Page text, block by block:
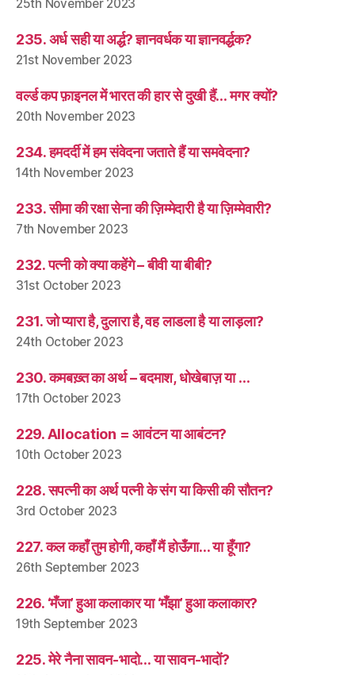
25th November 2023
235. अर्ध सही या अर्द्ध? ज्ञानवर्धक या ज्ञानवर्द्धक?
21st November 2023
वर्ल्ड कप फ़ाइनल में भारत की हार से दुखी हैं… मगर क्यों?
20th November 2023
234. हमदर्दी में हम संवेदना जताते हैं या समवेदना?
14th November 2023
233. सीमा की रक्षा सेना की ज़िम्मेदारी है या ज़िम्मेवारी?
7th November 2023
232. पत्नी को क्या कहेंगे – बीवी या बीबी?
31st October 2023
231. जो प्यारा है, दुलारा है, वह लाडला है या लाड़ला?
24th October 2023
230. कमबख़्त का अर्थ – बदमाश, धोखेबाज़ या …
17th October 2023
229. Allocation = आवंटन या आबंटन?
10th October 2023
228. सपत्नी का अर्थ पत्नी के संग या किसी की सौतन?
3rd October 2023
227. कल कहाँ तुम होगी, कहाँ मैं होऊँगा… या हूँगा?
26th September 2023
226. ‘मँजा’ हुआ कलाकार या ‘मँझा’ हुआ कलाकार?
19th September 2023
225. मेरे नैना सावन-भादो… या सावन-भादों?